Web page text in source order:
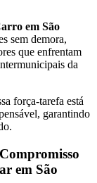
em São
sem demora,
que enfrentam
da
força-tarefa está
garantindo
em São